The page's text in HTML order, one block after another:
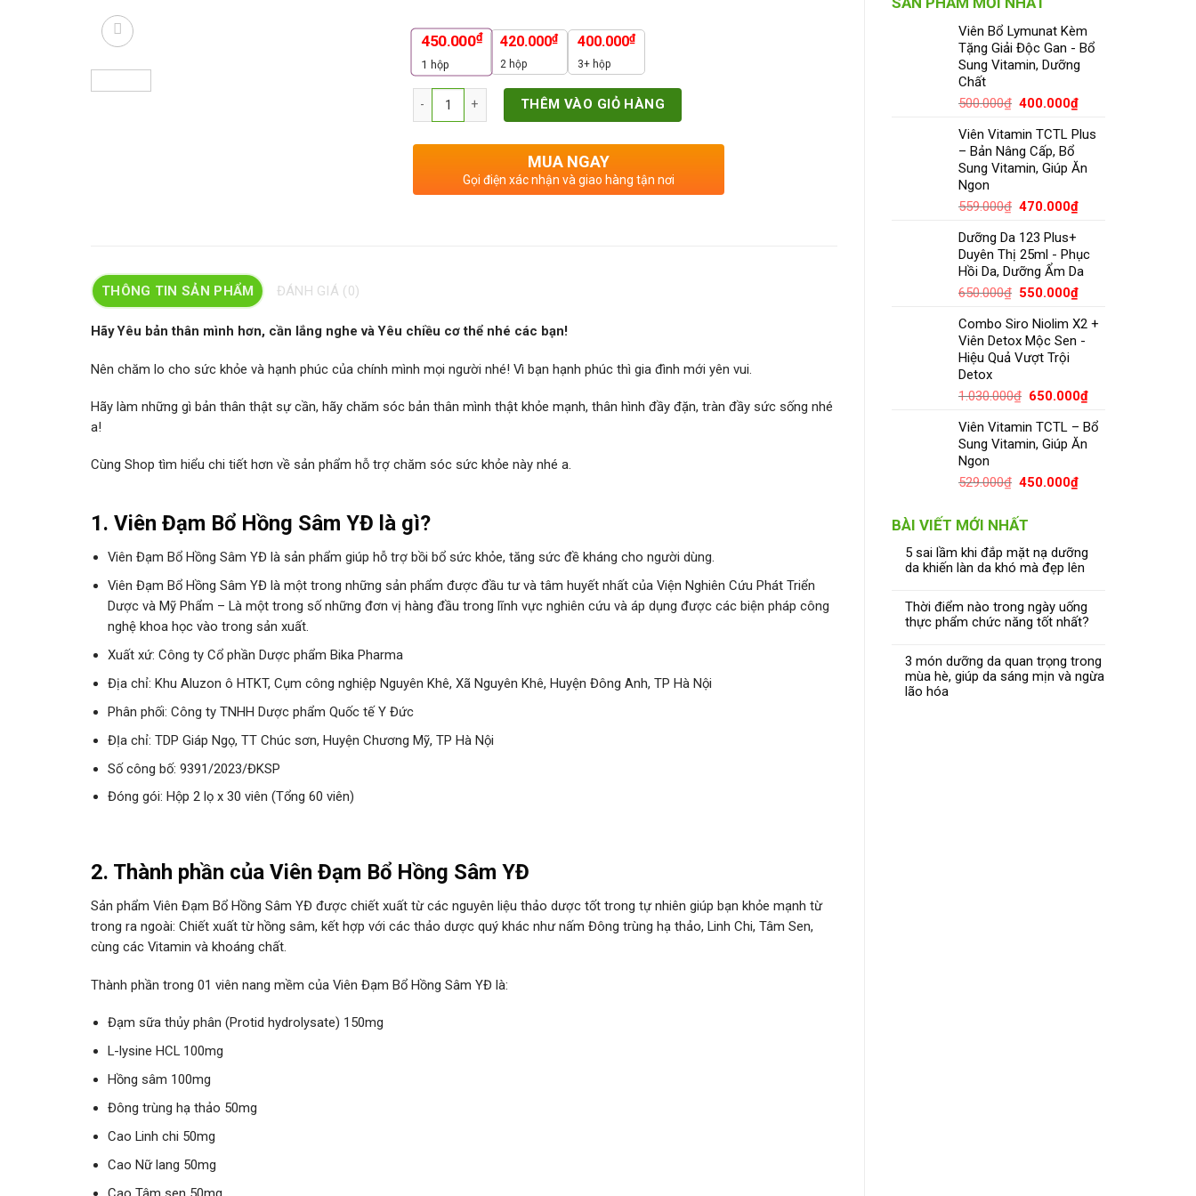
Viên Bổ Lymunat Kèm
Tặng Giải Độc Gan - Bổ
Sung Vitamin, Dưỡng
Chất
500.000₫ 400.000₫
Viên Vitamin TCTL Plus
– Bản Nâng Cấp, Bổ
Sung Vitamin, Giúp Ăn
Ngon
559.000₫ 470.000₫
Dưỡng Da 123 Plus+
Duyên Thị 25ml - Phục
Hồi Da, Dưỡng Ẩm Da
650.000₫ 550.000₫
Combo Siro Niolim X2 +
Viên Detox Mộc Sen -
Hiệu Quả Vượt Trội
Detox
1.030.000₫ 650.000₫
Viên Vitamin TCTL – Bổ
Sung Vitamin, Giúp Ăn
Ngon
529.000₫ 450.000₫
BÀI VIẾT MỚI NHẤT
5 sai lầm khi đắp mặt nạ dưỡng
da khiến làn da khó mà đẹp lên
Thời điểm nào trong ngày uống
thực phẩm chức năng tốt nhất?
3 món dưỡng da quan trọng trong
mùa hè, giúp da sáng mịn và ngừa
lão hóa
450.000₫
1 hộp
420.000₫
2 hộp
400.000₫
3+ hộp
Số lượng THÊM VÀO GIỎ HÀNG
MUA NGAY
Gọi điện xác nhận và giao hàng tận nơi
THÔNG TIN SẢN PHẨM ĐÁNH GIÁ (0)
Hãy Yêu bản thân mình hơn, cần lắng nghe và Yêu chiều cơ thể nhé các bạn!
Nên chăm lo cho sức khỏe và hạnh phúc của chính mình mọi người nhé! Vì bạn hạnh phúc thì gia đình mới yên vui.
Hãy làm những gì bản thân thật sự cần, hãy chăm sóc bản thân mình thật khỏe mạnh, thân hình đầy đặn, tràn đầy sức sống nhé
a!
Cùng Shop tìm hiểu chi tiết hơn về sản phẩm hỗ trợ chăm sóc sức khỏe này nhé a.
1. Viên Đạm Bổ Hồng Sâm YĐ là gì?
Viên Đạm Bổ Hồng Sâm YĐ là sản phẩm giúp hỗ trợ bồi bổ sức khỏe, tăng sức đề kháng cho người dùng.
Viên Đạm Bổ Hồng Sâm YĐ là một trong những sản phẩm được đầu tư và tâm huyết nhất của Viện Nghiên Cứu Phát Triển
Dược và Mỹ Phẩm – Là một trong số những đơn vị hàng đầu trong lĩnh vực nghiên cứu và áp dụng được các biện pháp công
nghệ khoa học vào trong sản xuất.
Xuất xứ: Công ty Cổ phần Dược phẩm Bika Pharma
Địa chỉ: Khu Aluzon ô HTKT, Cụm công nghiệp Nguyên Khê, Xã Nguyên Khê, Huyện Đông Anh, TP Hà Nội
Phân phối: Công ty TNHH Dược phẩm Quốc tế Y Đức
ĐỊa chỉ: TDP Giáp Ngọ, TT Chúc sơn, Huyện Chương Mỹ, TP Hà Nội
Số công bố: 9391/2023/ĐKSP
Đóng gói: Hộp 2 lọ x 30 viên (Tổng 60 viên)
2. Thành phần của Viên Đạm Bổ Hồng Sâm YĐ
Sản phẩm Viên Đạm Bổ Hồng Sâm YĐ được chiết xuất từ các nguyên liệu thảo dược tốt trong tự nhiên giúp bạn khỏe mạnh từ
trong ra ngoài: Chiết xuất từ hồng sâm, kết hợp với các thảo dược quý khác như nấm Đông trùng hạ thảo, Linh Chi, Tâm Sen,
cùng các Vitamin và khoáng chất.
Thành phần trong 01 viên nang mềm của Viên Đạm Bổ Hồng Sâm YĐ là:
Đạm sữa thủy phân (Protid hydrolysate) 150mg
L-lysine HCL 100mg
Hồng sâm 100mg
Đông trùng hạ thảo 50mg
Cao Linh chi 50mg
Cao Nữ lang 50mg